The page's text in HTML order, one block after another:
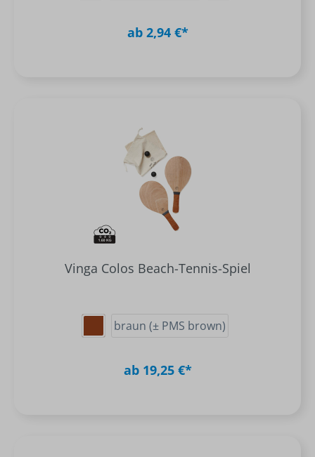
ab 2,94 €*
Vinga Colos Beach-Tennis-Spiel
braun (± PMS brown)
ab 19,25 €*